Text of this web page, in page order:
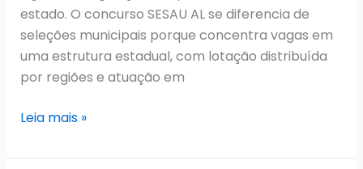
estado. O concurso SESAU AL se diferencia de
seleções municipais porque concentra vagas em
uma estrutura estadual, com lotação distribuída
por regiões e atuação em
Concurso
AL
Leia mais »